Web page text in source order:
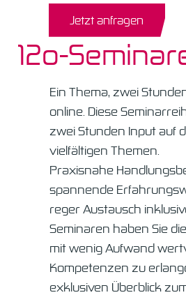
Jetzt anfragen
12o-
Ein Thema, zwei
online. Diese
zwei Stunden Input auf
vielfältigen Themen.
Praxisnahe
spannende
reger Austausch
Seminaren haben Sie
mit wenig Aufwand
Kompetenzen zu
exklusiven Überblick